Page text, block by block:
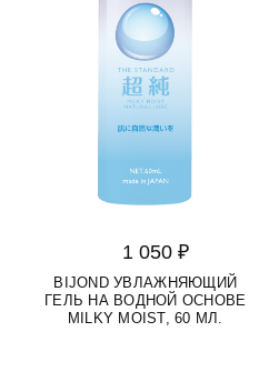
1 050 ₽
BIJOND УВЛАЖНЯЮЩИЙ
ГЕЛЬ НА ВОДНОЙ ОСНОВЕ
MILKY MOIST, 60 МЛ.